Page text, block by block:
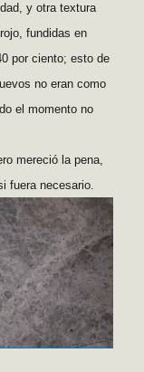
y otra textura
fundidas en
por ciento; esto de
no eran como
el momento no
mereció la pena,
fuera necesario.